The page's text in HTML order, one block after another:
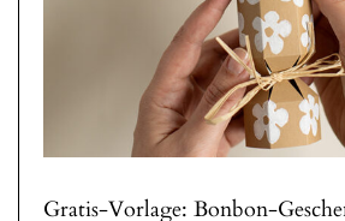
Gratis-Vorlage: Bonbon-